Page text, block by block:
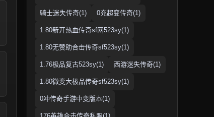
骑士迷失传奇(1) 0充超变传奇(1)
1.80新开热血传奇sf网523sy(1)
1.80无赞助合击传奇sf523sy(1)
1.76极品复古523sy(1) 西游迷失传奇(1)
1.80微变大极品传奇sf523sy(1)
0冲传奇手游中变版本(1)